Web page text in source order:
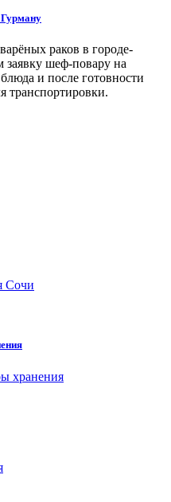
раков в городе-
заявку шеф-повару на
и после готовности
транспортировки.